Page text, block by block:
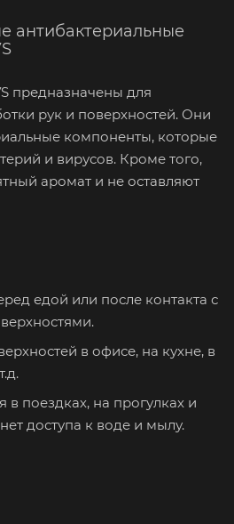
антибактериальные
предназначены для
рук и поверхностей. Они
компоненты, которые
и вирусов. Кроме того,
аромат и не оставляют
едой или после контакта с
в офисе, на кухне, в
в поездках, на прогулках и
доступа к воде и мылу.